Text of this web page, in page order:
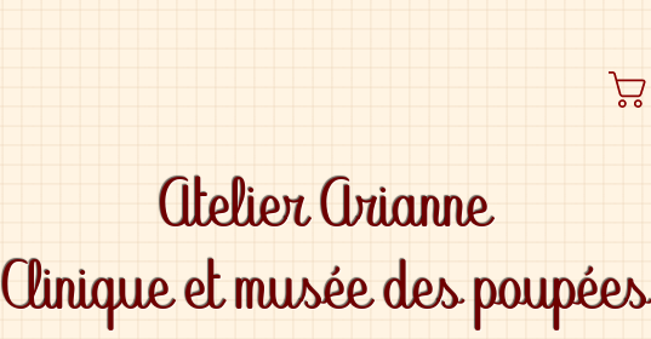
Atelier Arianne
Clinique et musée des poupées